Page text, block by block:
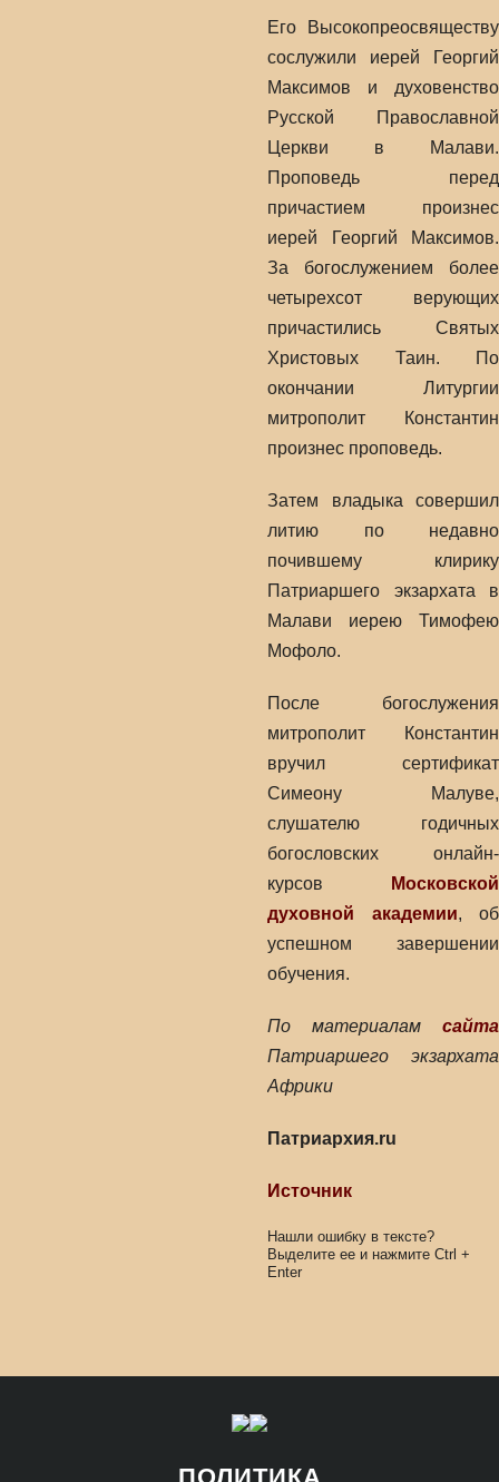
Его Высокопреосвяществу
сослужили иерей Георгий
Максимов и духовенство
Русской Православной
Церкви в Малави.
Проповедь перед
причастием произнес
иерей Георгий Максимов.
За богослужением более
четырехсот верующих
причастились Святых
Христовых Таин. По
окончании Литургии
митрополит Константин
произнес проповедь.
Затем владыка совершил
литию по недавно
почившему клирику
Патриаршего экзархата в
Малави иерею Тимофею
Мофоло.
После богослужения
митрополит Константин
вручил сертификат
Симеону Малуве,
слушателю годичных
богословских онлайн-
курсов
Московской
духовной академии, об
успешном завершении
обучения.
По материалам сайта
Патриаршего экзархата
Африки
Патриархия.ru
Источник
Нашли ошибку в тексте?
Выделите ее и нажмите Ctrl +
Enter